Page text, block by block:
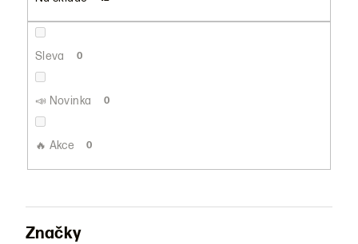
Sleva 0
📣 Novinka 0
🔥 Akce 0
Značky